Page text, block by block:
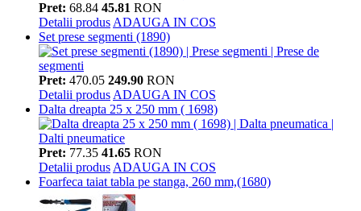
Pret: 68.84 45.81 RON
Detalii produs ADAUGA IN COS
Set prese segmenti (1890)
Pret: 470.05 249.90 RON
Detalii produs ADAUGA IN COS
Dalta dreapta 25 x 250 mm ( 1698)
Pret: 77.35 41.65 RON
Detalii produs ADAUGA IN COS
Foarfeca taiat tabla pe stanga, 260 mm,(1680)